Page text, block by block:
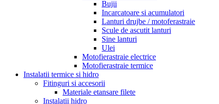
Bujii
Incarcatoare si acumulatori
Lanturi drujbe / motoferastraie
Scule de ascutit lanturi
Sine lanturi
Ulei
Motofierastraie electrice
Motofierastraie termice
Instalatii termice si hidro
Fitinguri si accesorii
Materiale etansare filete
Instalatii hidro